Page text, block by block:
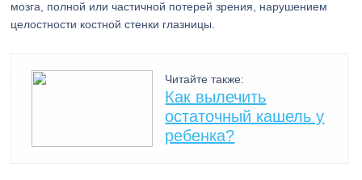
мозга, полной или частичной потерей зрения, нарушением
целостности костной стенки глазницы.
Читайте также:
Как вылечить
остаточный кашель у
ребенка?